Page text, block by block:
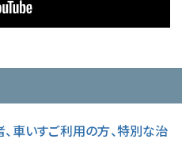
車いすご利用の方、特別な治